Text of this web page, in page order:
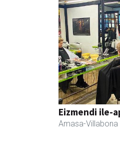
Eizmendi ile-
Amasa-Villabona